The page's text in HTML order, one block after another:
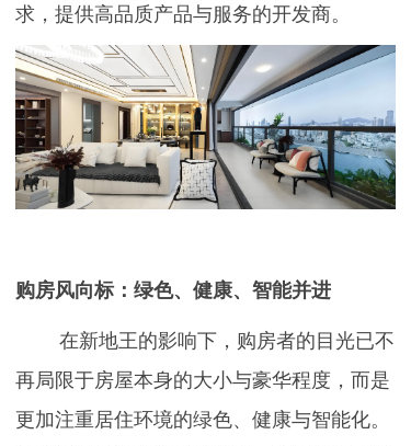
求，提供高品质产品与服务的开发商。
购房风向标：绿色、健康、智能并进
在新地王的影响下，购房者的目光已不
再局限于房屋本身的大小与豪华程度，而是
更加注重居住环境的绿色、健康与智能化。